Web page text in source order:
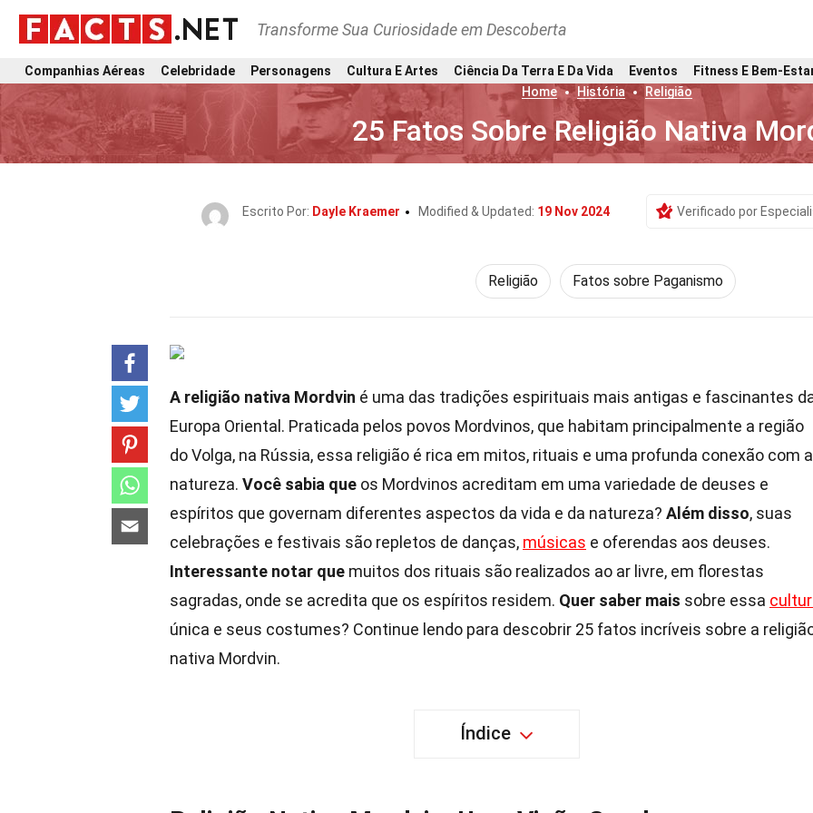
Transforme Sua Curiosidade em Descoberta
Companhias Aéreas Celebridade Personagens Cultura E Artes Ciência Da Terra E Da Vida Eventos
Fitness E Bem-
Home
História Religião
25 Fatos Sobre Religião Nativa
Escrito Por: Dayle Kraemer Modified & Updated: 19 Nov 2024 Verificado por
Religião Fatos sobre Paganismo
A religião nativa Mordvin é uma das tradições espirituais mais antigas e fascinantes
Europa Oriental. Praticada pelos povos Mordvinos, que habitam principalmente a região
do Volga, na Rússia, essa religião é rica em mitos, rituais e uma profunda conexão com a
natureza. Você sabia que os Mordvinos acreditam em uma variedade de deuses e
espíritos que governam diferentes aspectos da vida e da natureza? Além disso, suas
celebrações e festivais são repletos de danças, músicas e oferendas aos deuses.
Interessante notar que muitos dos rituais são realizados ao ar livre, em florestas
sagradas, onde se acredita que os espíritos residem. Quer saber mais sobre essa
única e seus costumes? Continue lendo para descobrir 25 fatos incríveis sobre a
nativa Mordvin.
Índice